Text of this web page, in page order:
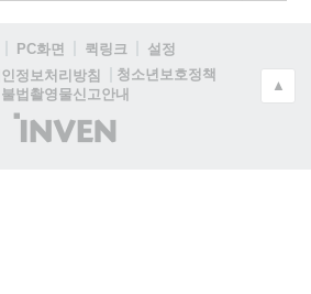
PC화면 퀵링크
설정
정보처리방침
청소년보호정책
불법촬영물신고안내
(주)
인
▲